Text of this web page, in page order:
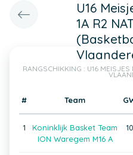
U16
1A R2
RANGSCHIKKING : U16
# Team
1
Koninklijk Basket Team
ION Waregem M16 A
10